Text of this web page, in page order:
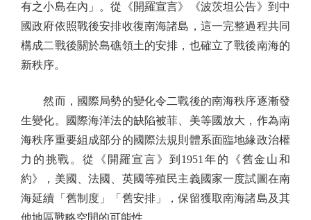
有之小島在內」。從《開羅宣言》《波茨坦公告》到中
國政府依照戰後安排收復南海諸島，這一完整過程共同
構成二戰後關於島礁領土的安排，也確立了戰後南海的
新秩序。
然而，國際局勢的變化令二戰後的南海秩序逐漸發
生變化。國際海洋法的缺陷被菲、美等國放大，作為南
海秩序重要組成部分的國際法規則體系面臨地緣政治權
力的挑戰。從《開羅宣言》到1951年的《舊金山和
約》，美國、法國、英國等殖民主義國家一度試圖在南
海延續「舊制度」「舊安排」，保留獲取南海諸島及其